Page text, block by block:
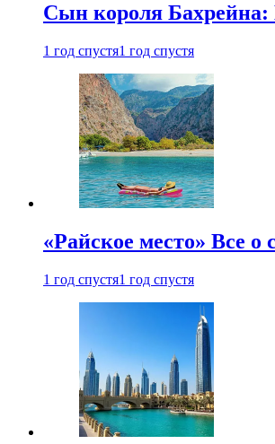
Сын короля
1 год спустя1 год спустя
«Райское место» Все
1 год спустя1 год спустя